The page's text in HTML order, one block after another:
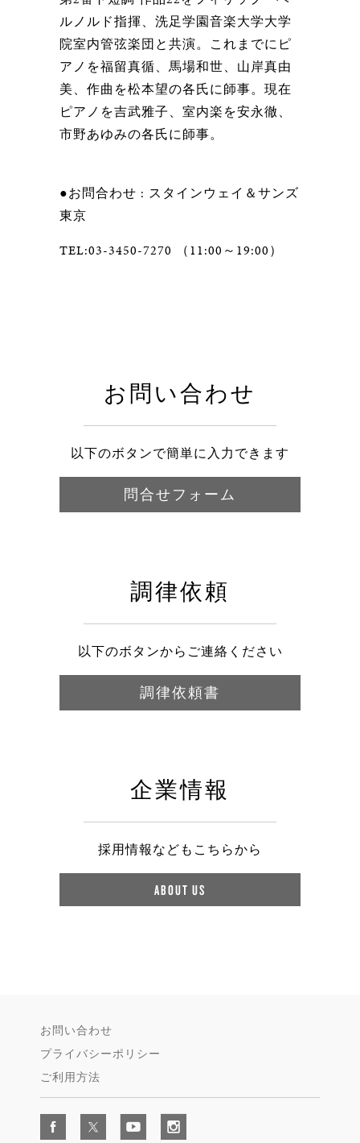
ルノルド指揮、洗足学園音楽大学大学
院室内管弦楽団と共演。これまでにピ
アノを福留真循、馬場和世、山岸真由
美、作曲を松本望の各氏に師事。現在
ピアノを吉武雅子、室内楽を安永徹、
市野あゆみの各氏に師事。
●お問合わせ : スタインウェイ＆サンズ
東京
TEL:03-3450-7270 （11:00～19:00）
お問い合わせ
以下のボタンで簡単に入力できます
問合せフォーム
調律依頼
以下のボタンからご連絡ください
調律依頼書
企業情報
採用情報などもこちらから
ABOUT US
お問い合わせ
プライバシーポリシー
ご利用方法